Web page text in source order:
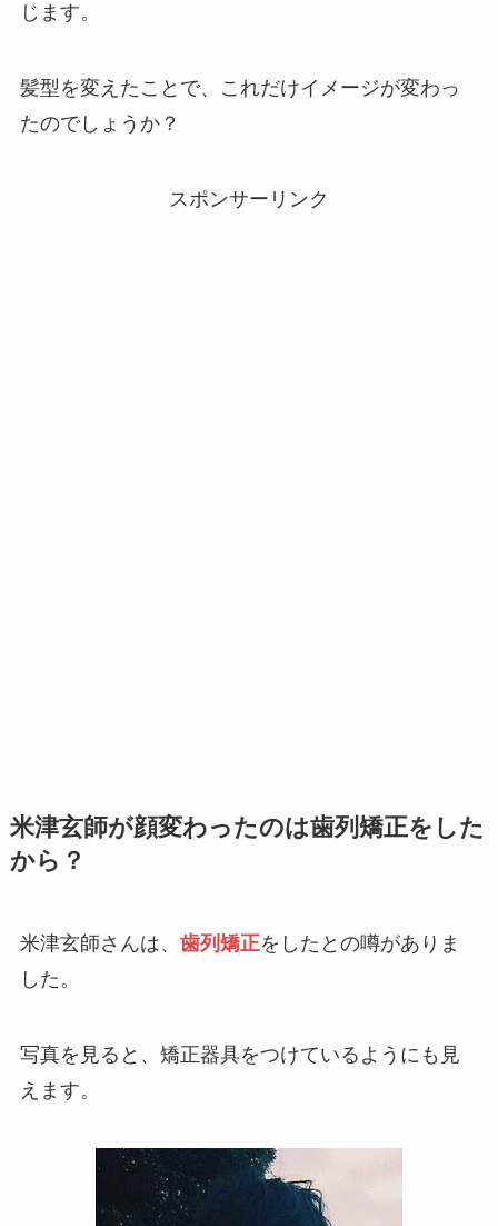
じます。
髪型を変えたことで、これだけイメージが変わっ
たのでしょうか？
スポンサーリンク
米津玄師が顔変わったのは歯列矯正をした
から？
米津玄師さんは、 歯列矯正をしたとの噂がありま
した。
写真を見ると、矯正器具をつけているようにも見
えます。